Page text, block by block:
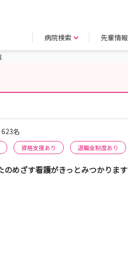
病院検索 先輩情報
623名
資格支援あり 退職金制度あり
めざす看護がきっとみつかります